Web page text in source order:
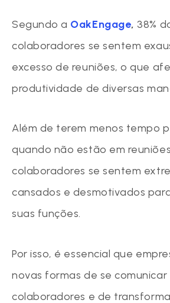
Segundo a OakEngage, 38%
colaboradores se sentem
excesso de reuniões, o que
produtividade de diversas
Além de terem menos tempo
quando não estão em
colaboradores se sentem
cansados e desmotivados
suas funções.
Por isso, é essencial que
novas formas de se comunicar
colaboradores e de